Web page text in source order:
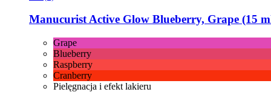
ManucuristActive Glow Blueberry, Grape (15
Grape
Blueberry
Raspberry
Cranberry
Pielęgnacja i efekt lakieru